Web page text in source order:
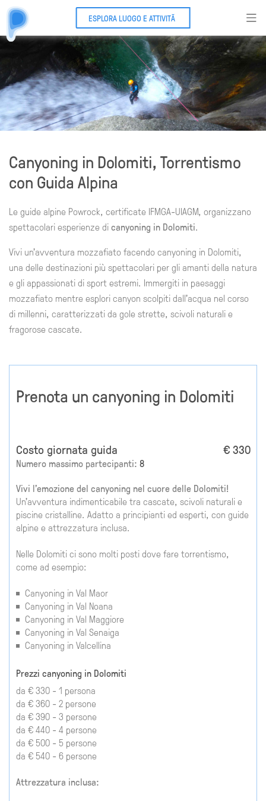
Canyoning in Dolomiti, Torrentismo
con Guida Alpina
Le guide alpine Powrock, certificate IFMGA-UIAGM, organizzano
spettacolari esperienze dicanyoning in Dolomiti.
Vivi un'avventura mozzafiato facendo canyoning in Dolomiti,
una delle destinazioni più spettacolari per gli amanti della natura
e gli appassionati di sport estremi. Immergiti in paesaggi
mozzafiato mentre esplori canyon scolpiti dall'acqua nel corso
di millenni, caratterizzati da gole strette, scivoli naturali e
fragorose cascate.
Prenota un canyoning in Dolomiti
Costo giornata guida € 330
Numero massimo partecipanti: 8
Vivi l'emozione del canyoning nel cuore delle Dolomiti!
Un'avventura indimenticabile tra cascate, scivoli naturali e
piscine cristalline. Adatto a principianti ed esperti, con guide
alpine e attrezzatura inclusa.
Nelle Dolomiti ci sono molti posti dove fare torrentismo,
come ad esempio:
Canyoning in Val Maor
Canyoning in Val Noana
Canyoning in Val Maggiore
Canyoning in Val Senaiga
Canyoning in Valcellina
Prezzi canyoning in Dolomiti
da € 330 - 1 persona
da € 360 - 2 persone
da € 390 - 3 persone
da € 440 - 4 persone
da € 500 - 5 persone
da € 540 - 6 persone
Attrezzatura inclusa:
ESPLORA LUOGO E ATTIVITÃ